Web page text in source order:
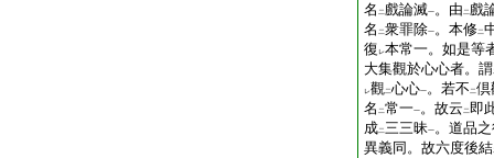
名 二戲論滅一。由 二戲
名 二衆罪除一。本修二
復 レ本常一。如是等
大集觀於心心者。謂
レ觀二心心一。若不 二倶
名 二常一一。故云 二 即
成二三三昧一。道品
異義同。故六度後結